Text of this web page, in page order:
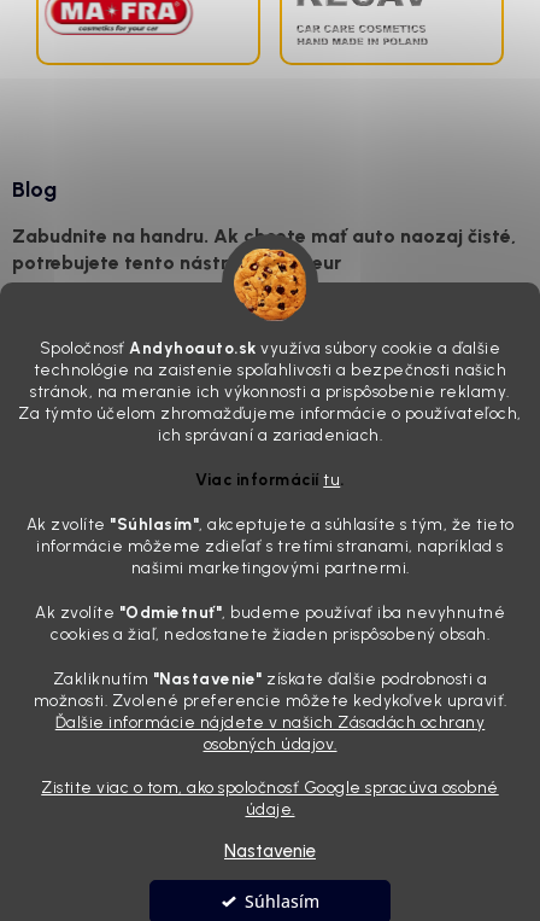
Spoločnosť Andyhoauto.sk využíva súbory cookie a ďalšie
technológie na zaistenie spoľahlivosti a bezpečnosti našich
stránok, na meranie ich výkonnosti a prispôsobenie reklamy.
Za týmto účelom zhromažďujeme informácie o používateľoch,
ich správaní a zariadeniach.
Viac informáciítu.
Ak zvolíte "Súhlasím", akceptujete a súhlasíte s tým, že tieto
informácie môžeme zdieľať s tretími stranami, napríklad s
našimi marketingovými partnermi.
Ak zvolíte "Odmietnuť", budeme používať iba nevyhnutné
cookies a žiaľ, nedostanete žiaden prispôsobený obsah.
Zakliknutím "Nastavenie" získate ďalšie podrobnosti a
možnosti. Zvolené preferencie môžete kedykoľvek upraviť.
Ďalšie informácie nájdete v našich Zásadách ochrany
osobných údajov.
Zistite viac o tom, ako spoločnosť Google spracúva osobné
údaje.
Nastavenie
Súhlasím
Blog
Zabudnite na handru. Ak chcete mať auto naozaj čisté,
potrebujete tento nástroj za pár eur
„upratanom“ aute, no pri pohľade na palubnú dosku vás ide poraziť. V
mriežkach ventilácie, okolo tlačidiel a v švíkoch sedačiek na vás stále
drzo pozerá prach. Handra ani vysávač tam jednodu...
Detailing nemusí stáť výplatu: 5 kúskov autokozmetiky,
Sobotné ráno, káva v ruke a pred vami zaprášená kapota. Pre
niekoho nuda, pre nás najlepší relax. Lenže keď si v košíku spočítate
všetky tie fľaštičky, šampóny a utierky, výsledná suma vie poriadne
pokaziť náladu. Dobrá správa je, že aj profi výbava ...
Zabudnite na šmuhy: 7 overených vychytávok, ktoré z
28.7.2026
Poznáte ten pocit. Sobota ráno, slnko sa oprie do laku a vy namiesto
radosti vidíte len šedý povlak, zaschnuté kvapky a kolesá čierne od
bodu B, ale pre nás je to vizitka. Nič nepoka...
Vytvoril Shoptet